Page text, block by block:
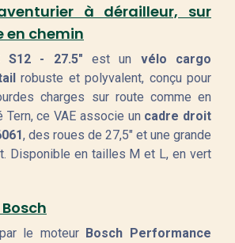
à dérailleur, sur
en chemin
S12 - 27.5" est un vélo cargo
robuste et polyvalent, conçu pour
charges sur route comme en
Tern, ce VAE associe un cadre droit
, des roues de 27,5" et une grande
Disponible en tailles M et L, en vert
le moteur Bosch Performance